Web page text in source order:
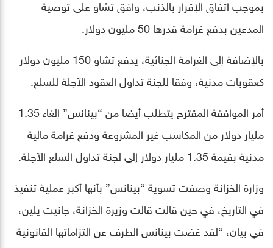
بموجب اتفاق الإقرار بالذنب، وافق تشاو على توصية
المدعين بدفع غرامة قدرها 50 مليون دولار.
بالإضافة إلى الغرامة الجنائية، يدفع تشاو 150 مليون دولار
كعقوبات مدنية، وفقا للجنة تداول العقود الآجلة للسلع.
أمر الموافقة المقترح يتطلب أيضا من “بينانس” إلغاء 1.35
مليار دولار من المكاسب غير المشروعة ودفع غرامة مالية
مدنية بقيمة 1.35 مليار دولار إلى لجنة تداول السلع الآجلة.
وزارة الخزانة وصفت تسوية “بينانس” بأنها أكبر عملية تنفيذ
في التاريخ، في حين قالت قالت وزيرة الخزانة، جانيت يلين،
في بيان، “لقد غضت بينانس الطرف عن التزاماتها القانونية